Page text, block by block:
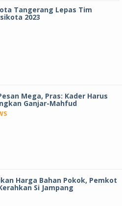
Tangerang Lepas Tim
2023
Mega, Pras: Kader Harus
Ganjar-Mahfud
Harga Bahan Pokok, Pemkot
Si Jampang